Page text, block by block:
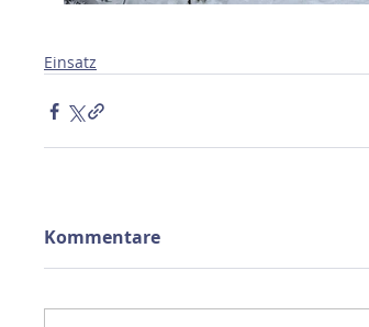
Einsatz
Kommentare